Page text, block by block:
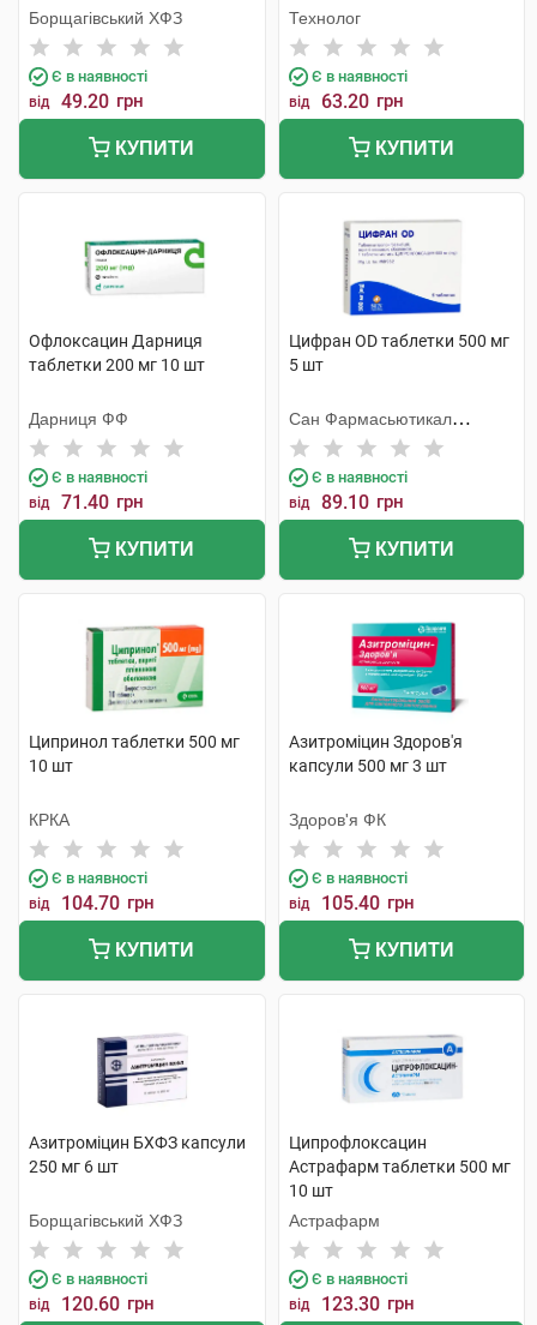
Борщагівський ХФЗ
Є в наявності
від 49.20 грн
КУПИТИ
Технолог
Є в наявності
від 63.20 грн
КУПИТИ
Офлоксацин Дарниця
таблетки 200 мг 10 шт
Дарниця ФФ
Є в наявності
від 71.40 грн
КУПИТИ
Цифран OD таблетки 500 мг
5 шт
Сан Фармасьютикал
Індастріз
Є в наявності
від 89.10 грн
КУПИТИ
Ципринол таблетки 500 мг
10 шт
КРКА
Є в наявності
від 104.70 грн
КУПИТИ
Азитроміцин Здоров'я
капсули 500 мг 3 шт
Здоров'я ФК
Є в наявності
від 105.40 грн
КУПИТИ
Азитроміцин БХФЗ капсули
250 мг 6 шт
Борщагівський ХФЗ
Є в наявності
від 120.60 грн
Ципрофлоксацин
Астрафарм таблетки 500 мг
10 шт
Астрафарм
Є в наявності
від 123.30 грн